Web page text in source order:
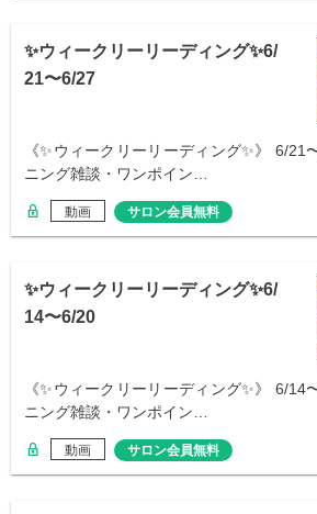
✨ウィークリーリーディング✨6/
21〜6/27
《✨ウィークリーリーディング✨》 6/
ニング雑談・ワンポイン…
動画 サロン会員無料
✨ウィークリーリーディング✨6/
14〜6/20
《✨ウィークリーリーディング✨》 6/
ニング雑談・ワンポイン…
動画 サロン会員無料